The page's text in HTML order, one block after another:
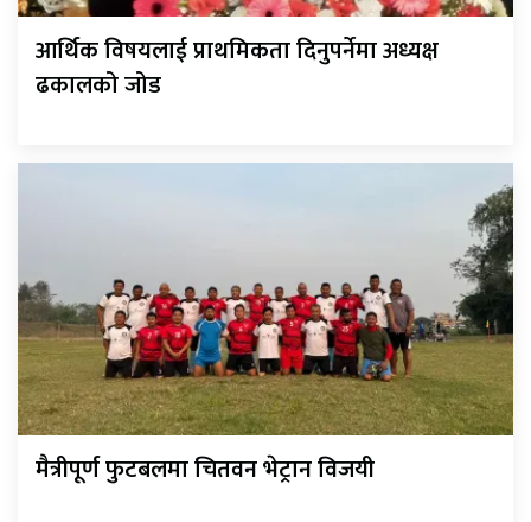
आर्थिक विषयलाई प्राथमिकता दिनुपर्नेमा अध्यक्ष
ढकालको जोड
मैत्रीपूर्ण फुटबलमा चितवन भेट्रान विजयी